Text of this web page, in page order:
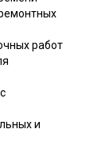
работ
и